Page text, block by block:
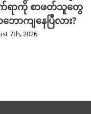
ရာကို စာဖတ်သူတွေ
ောကျနေပြီလား?
7th, 2026